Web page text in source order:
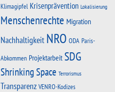
Klimagipfel Krisenprävention Lokalisierung
Menschenrechte Migration
Nachhaltigkeit NRO ODA Paris-
Abkommen Projektarbeit SDG
Shrinking Space Terrorismus
Transparenz VENRO-Kodizes